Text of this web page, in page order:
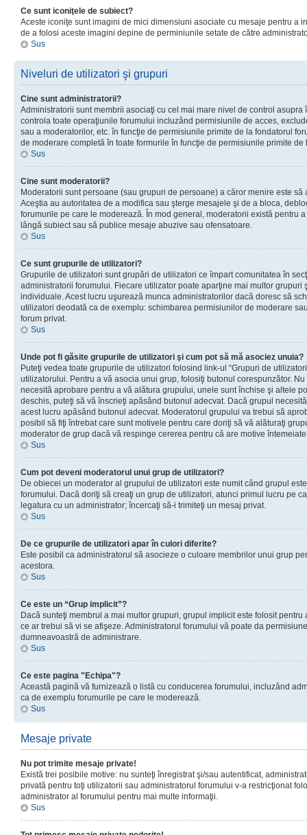
Ce sunt iconiţele de subiect?
Aceste iconiţe sunt imagini de mici dimensiuni asociate cu mesaje pentru a
de a folosi aceste imagini depine de perminiunile setate de către
Sus
Niveluri de utilizatori şi grupuri
Cine sunt administratorii?
Administratorii sunt membrii asociaţi cu cel mai mare nivel de control asupra
controla toate operaţiunile forumului incluzând permisiunile de acces,
sau a moderatorilor, etc. în funcţie de permisiunile primite de la fondatorul
de moderare completă în toate formurile în funcţie de permisiunile primite de
Sus
Cine sunt moderatorii?
Moderatorii sunt persoane (sau grupuri de persoane) a căror menire este
Aceştia au autoritatea de a modifica sau şterge mesajele şi de a bloca,
forumurile pe care le moderează. În mod general, moderatorii există pentru
lângă subiect sau să publice mesaje abuzive sau ofensatoare.
Sus
Ce sunt grupurile de utilizatori?
Grupurile de utilizatori sunt grupări de utilizatori ce împart comunitatea în
administratorii forumului. Fiecare utilizator poate aparţine mai multor grupuri
individuale. Acest lucru uşurează munca administratorilor dacă doresc să
utilizatori deodată ca de exemplu: schimbarea permisiunilor de moderare
forum privat.
Sus
Unde pot fi găsite grupurile de utilizatori şi cum pot să mă asociez unuia?
Puteţi vedea toate grupurile de utilizatori folosind link-ul “Grupuri de
utilizatorului. Pentru a vă asocia unui grup, folosiţi butonul corespunzător.
necesită aprobare pentru a vă alătura grupului, unele sunt închise şi altele
deschis, puteţi să vă înscrieţi apăsând butonul adecvat. Dacă grupul
acest lucru apăsând butonul adecvat. Moderatorul grupului va trebui să
posibil să fiţi întrebat care sunt motivele pentru care doriţi să vă alăturaţi
moderator de grup dacă vă respinge cererea pentru că are motive
Sus
Cum pot deveni moderatorul unui grup de utilizatori?
De obiecei un moderator al grupului de utilizatori este numit când grupul
forumului. Dacă doriţi să creaţi un grup de utilizatori, atunci primul lucru pe
legatura cu un administrator; încercaţi să-i trimiteţi un mesaj privat.
Sus
De ce grupurile de utilizatori apar în culori diferite?
Este posibil ca administratorul să asocieze o culoare membrilor unui grup
acestora.
Sus
Ce este un “Grup implicit”?
Dacă sunteţi membrul a mai multor grupuri, grupul implicit este folosit
ce ar trebui să vi se afişeze. Administratorul forumului vă poate da
dumneavoastră de administrare.
Sus
Ce este pagina "Echipa"?
Această pagină vă furnizează o listă cu conducerea forumului, incluzând
ca de exemplu forumurile pe care le moderează.
Sus
Mesaje private
Nu pot trimite mesaje private!
Există trei posibile motive: nu sunteţi înregistrat şi/sau autentificat,
privată pentru toţi utilizatorii sau administratorul forumului v-a restricţionat
administrator al forumului pentru mai multe informaţii.
Sus